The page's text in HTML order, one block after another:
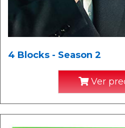
4 Blocks - Season 2
Ver